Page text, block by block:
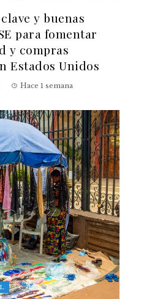
y buenas
para fomentar
y compras
Estados Unidos
Hace 1 semana